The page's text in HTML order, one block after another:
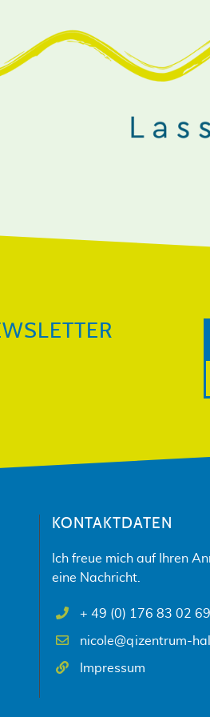
KONTAKTDATEN
Ich freue mich auf Ihren
eine Nachricht.
+ 49 (0) 176 83 02
nicole@qizentrum-
Impressum